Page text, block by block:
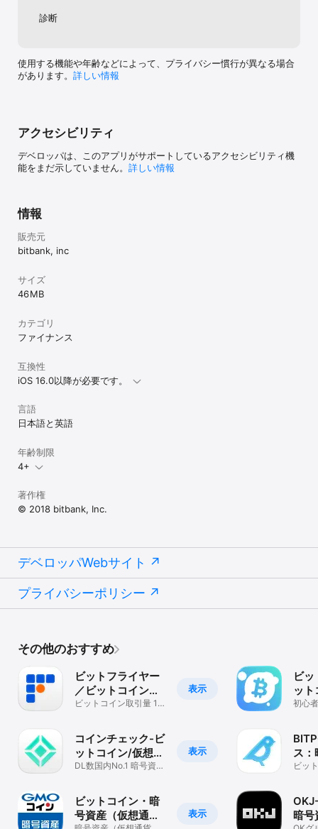
■重要事項
暗号資産（仮想通貨）は法定通貨ではありません。
また、特定の者によりその価値を保証されているものではありませ
保証金を上回る損失が発生する可能性があります。
暗号資産（仮想通貨）は代価の弁済を受ける者の同意がある場合に
限り、代価の弁済のために使用することができます。
お取引の際は、弊社のHPに記載の「契約締結前交付書面兼説明
詳しくはこちらをご参照ください。
https://bitbank.cc/
商号：ビットバンク株式会社　登録番号：関東財務局長第00004号
加入協会：一般社団法人日本暗号資産等取引業協会
診断
使用する機能や年齢などによって、プライバシー慣行が異なる場合
があります。 詳しい情報
アクセシビリティ
デベロッパは、このアプリがサポートしているアクセシビリティ機
能をまだ示していません。 詳しい情報
情報
販売元
bitbank, inc
サイズ
46 MB
カテゴリ
ファイナンス
互換性
iOS 16.0以降が必要です。
言語
日本語と英語
年齢制限
4+
著作権
© 2018 bitbank, Inc.
デベロッパWebサイト
プライバシーポリシー
その他のおすすめ
表示
ビットフライヤー
／ビットコイン・
暗号資産（仮想通
ビットコイン取引量 10
表示
コインチェック-ビ
ットコイン/仮想通
貨（暗号資産）取
DL数国内No.1 暗号資産
表示
ビットコイン・暗
号資産（仮想通
ビ
ッ
って
初心
ス
想
ビッ
暗号